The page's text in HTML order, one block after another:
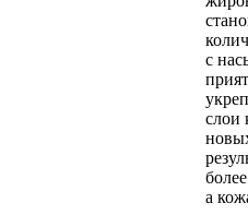
с
слои
а